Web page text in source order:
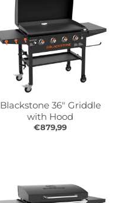
Blackstone 36" Griddle
with Hood
€879,99